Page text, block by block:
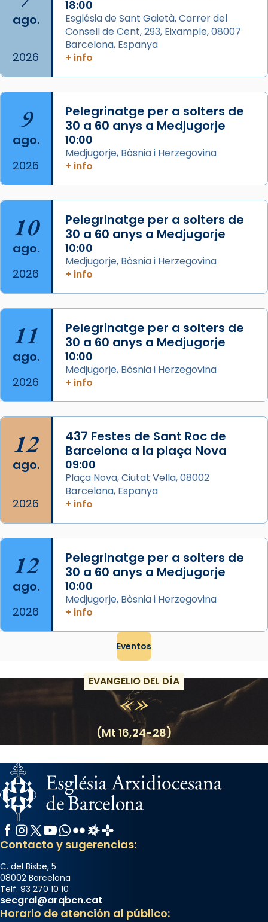
2 weeks ago
Aquest dilluns, 27 de juliol, ha tingut lloc la
missa d’acció de gràcies en agraïment al
comitè organitzador de la visita apostòlica
L’arquebisbe de Barcelona, el cardenal Joan
Josep Omella, ha presidit la missa i l’ha
concelebrat el bisbe auxiliar de Barcelona,
Mons. David Abadías.
📸 Dr. G. Simón
Foto
Arquebisbat de Barcelona
2 weeks ago
Memòria de les santes Juliana i
Acompanyant la història de sant Cugat, a
partir de l’Edat Mitjana sorgeix la tradició
que les santes Juliana (“relatiu a Júlia”) i
Semproniana (“relatiu a Semprònia =
eterna”) són deixebles seves. I l’any 1667, el
frare Joan Gaspar Roig, afirma en una obra
que les santes són filles de l’antiga Iluro.
Mataró en reivindicarà les relíq
Foto
View on Facebook · Share
ago.
2026
18:00
Església de Sant Gaietà, Carrer del
Consell de Cent, 293, Eixample, 08007
Barcelona, Espanya
+ info
9
ago.
2026
Pelegrinatge per a solters de
30 a 60 anys a Medjugorje
10:00
Medjugorje, Bòsnia i Herzegovina
+ info
10
ago.
2026
Pelegrinatge per a solters de
30 a 60 anys a Medjugorje
10:00
Medjugorje, Bòsnia i Herzegovina
+ info
11
ago.
2026
Pelegrinatge per a solters de
30 a 60 anys a Medjugorje
10:00
Medjugorje, Bòsnia i Herzegovina
+ info
12
ago.
2026
437 Festes de Sant Roc de
Barcelona a la plaça Nova
09:00
Plaça Nova, Ciutat Vella, 08002
Barcelona, Espanya
+ info
12
ago.
2026
Pelegrinatge per a solters de
30 a 60 anys a Medjugorje
10:00
Medjugorje, Bòsnia i Herzegovina
+ info
Eventos
EVANGELIO DEL DÍA
(Mt 16,24-28)
Facebook
Instagram
X / Twitter
YouTube
WhatsApp
FlickrRadio Estel
Catalunya Cristiana
Contacto y sugerencias:
C. del Bisbe, 5
08002 Barcelona
Telf. 93 270 10 10
secgral@arqbcn.cat
Horario de atención al público: